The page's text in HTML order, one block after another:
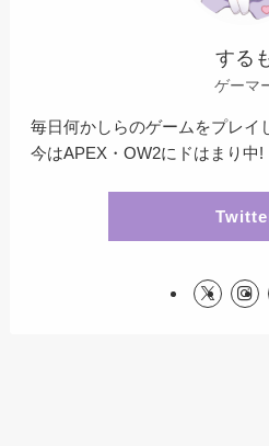
する
ゲーマ
毎日何かしらのゲームをプレイ
今はAPEX・OW2にドはまり中!